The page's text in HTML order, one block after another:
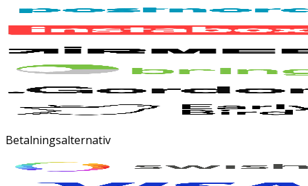
Betalningsalternativ